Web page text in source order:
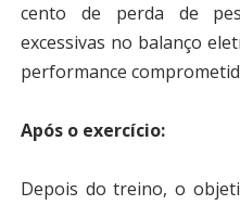
cento de perda de
excessivas no balanço
performance
Após o exercício:
Depois do treino, o